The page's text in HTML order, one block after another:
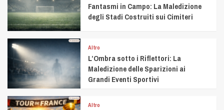
Fantasmi in Campo: La Maledizione
degli Stadi Costruiti sui Cimiteri
Altro
L’Ombra sotto i Riflettori: La
Maledizione delle Sparizioni ai
Grandi Eventi Sportivi
Altro